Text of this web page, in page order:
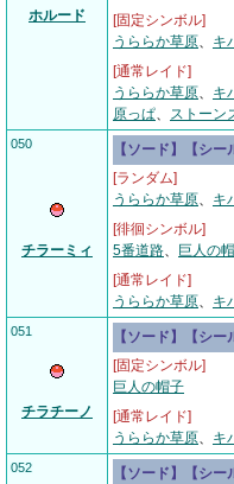
ホルード
[固定シンボル]
うららか草原、 キ
[通常レイド]
うららか草原、 キ
原っぱ、 ストーン
050
チラーミィ
【ソード】【シー
[ランダム]
うららか草原、 キ
[徘徊シンボル]
5番道路、
巨人の
[通常レイド]
うららか草原、 キ
051
チラチーノ
【ソード】【シー
[固定シンボル]
巨人の帽子
[通常レイド]
うららか草原、 キ
052
【ソード】【シー